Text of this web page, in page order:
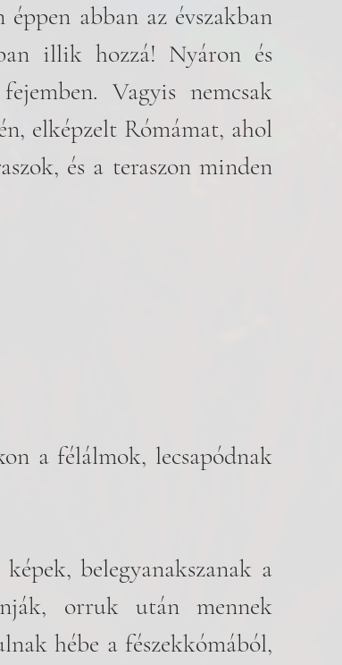
abban az évszakban
illik hozzá! Nyáron és
Vagyis nemcsak
elképzelt Rómámat, ahol
és a teraszon minden
a félálmok, lecsapódnak
belegyanakszanak a
orruk után mennek
hébe a fészekkómából,